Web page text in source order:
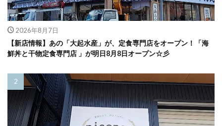
2026年8月7日
【新店情報】あの「大起水産」が、定食専門店をオープン！「海
鮮丼と干物定食専門店 」が明日8月8日オープン☆彡